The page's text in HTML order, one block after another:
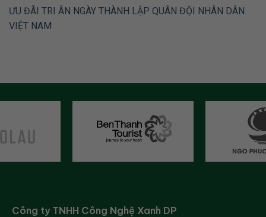
ƯU ĐÃI TRI ÂN NGÀY THÀNH LẬP QUÂN ĐỘI NHÂN DÂN
VIỆT NAM
Công ty TNHH Công Nghệ Xanh DP